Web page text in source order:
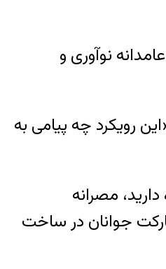
نوآوری و
رویکرد چه پیامی به
مصرانه
جوانان در ساخت